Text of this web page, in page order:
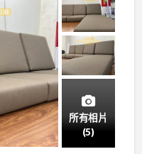
所有相片
(5)